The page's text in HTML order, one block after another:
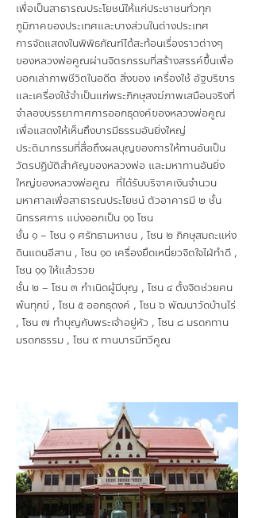
เพื่อเป็นสาธารณประโยชน์ให้แก่ประชาชนทั่วทุก
ภูมิภาคของประเทศและบางส่วนในต่างประเทศ
การจัดแสดงในพิพิธภัณฑ์ได้สะท้อนเรื่องราวต่างๆ
ของหลวงพ่อคูณผ่านจิตรกรรมที่สร้างสรรค์ขึ้นเพื่อ
บอกเล่าภาพชีวิตในอดีต สิ่งของ เครื่องใช้ อัฐบริขาร
และเครื่องใช้จำเป็นแก่พระภิกษุสงฆ์ภาพเสมือนจริงที่
จำลองบรรยากาศการออกธุดงค์ของหลวงพ่อคูณ
เพื่อแสดงให้เห็นถึงบารมีธรรมอันยิ่งใหญ่
ประติมากรรมที่สื่อถึงผลบุญของการให้ทานอันเป็น
วัตรปฏิบัติสำคัญของหลวงพ่อ และมหาทานอันยิ่ง
ใหญ่ของหลวงพ่อคูณ ที่ได้รับบริจาคเงินจำนวน
มหาศาลเพื่อสาธารณประโยชน์ ตัวอาคารมี ๒ ชั้น
นิทรรศการ แบ่งออกเป็น ๑๑ โซน
ชั้น ๑ – โซน ๑ ศรัทธามหาชน , โซน ๒ ภิกษุสมถะแห่ง
ดินแดนอีสาน , โซน ๑๐ เครื่องยึดเหนี่ยวจิตใจไฝ่ทำดี ,
โซน ๑๑ ให้แล้วรวย
ชั้น ๒ – โซน ๓ กำเนิดผู้มีบุญ , โซน ๔ ตั้งจิตช่วยคน
พ้นทุกข์ , โซน ๕ ออกธุดงค์ , โซน ๖ พัฒนาวัดบ้านไร่
, โซน ๗ ทำบุญกับพระเจ้าอยู่หัว , โซน ๘ มรดกทาน
มรดกธรรม , โซน ๙ ทานบารมีทวีคูณ